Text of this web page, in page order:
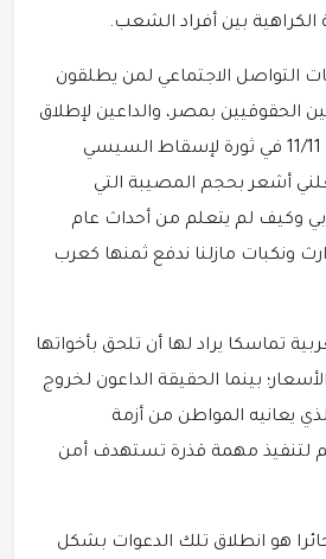
الكراهية بين أفراد الشعب.
التواصل الاجتماعي لمن يطلقون
الحقوقيين بمصر، والداعين لإطلاق
حملتهم للخروج بتاريخ 11/11 في ثورة لإسقاط السيسي
أشعر بحجم المصيبة التي
وكيف لم يتعلم من أحداث عام
ونكبات مازلنا ندفع ثمنها كعرب
تماسكا يراد لها أن تلحق بأخواتها
بينما الحقيقة الداعون لخروج
يعانيه المواطن من أزمة
لتنفيذ مهمة قذرة تستهدف أمن
هو انطلاق تلك الدعوات بشكل